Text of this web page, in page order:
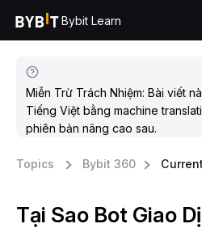
Bybit Learn
Miễn Trừ Trách Nhiệm: Bài viết
Tiếng Việt bằng machine
phiên bản nâng cao sau.
Topics Bybit 360
Tại Sao Bot Giao